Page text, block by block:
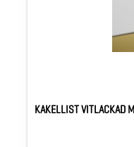
KAKELLIST VITLACKAD